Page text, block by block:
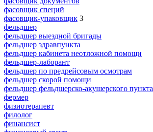
фасовщик специй
фасовщик-упаковщик 3
фельдшер
фельдшер выездной бригады
фельдшер здравпункта
фельдшер кабинета неотложной помощи
фельдшер-лаборант
фельдшер по предрейсовым осмотрам
фельдшер скорой помощи
фельдшер фельдшерско-акушерского пункта
фермер
физиотерапевт
филолог
финансист